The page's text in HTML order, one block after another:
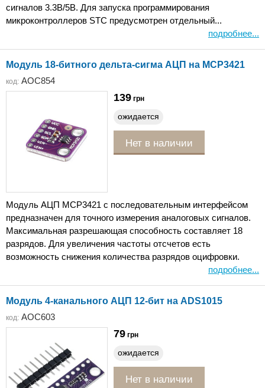
сигналов 3.3В/5В. Для запуска программирования
микроконтроллеров STC предусмотрен отдельный...
подробнее...
Модуль 18-битного дельта-сигма АЦП на MCP3421
код: AOC854
139 грн
ожидается
Нет в наличии
Модуль АЦП MCP3421 с последовательным интерфейсом
предназначен для точного измерения аналоговых сигналов.
Максимальная разрешающая способность составляет 18
разрядов. Для увеличения частоты отсчетов есть
возможность снижения количества разрядов оцифровки.
подробнее...
Модуль 4-канального АЦП 12-бит на ADS1015
код: AOC603
79 грн
ожидается
Нет в наличии